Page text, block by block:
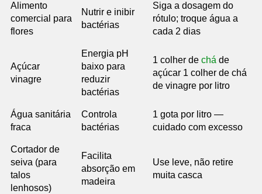
Alimento
comercial para
flores
Nutrir e inibir
bactérias
Siga a dosagem do
rótulo; troque água a
cada 2 dias
Açúcar
vinagre
Energia pH
baixo para
reduzir
bactérias
1 colher de chá de
açúcar 1 colher de chá
de vinagre por litro
Água sanitária
fraca
Controla
bactérias
1 gota por litro —
cuidado com excesso
Cortador de
seiva (para
talos
lenhosos)
Facilita
absorção em
madeira
Use leve, não retire
muita casca